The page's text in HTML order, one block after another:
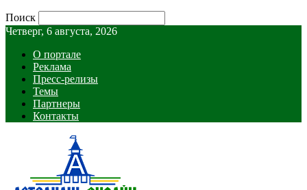
Поиск
Четверг, 6 августа, 2026
О портале
Реклама
Пресс-релизы
Темы
Партнеры
Контакты